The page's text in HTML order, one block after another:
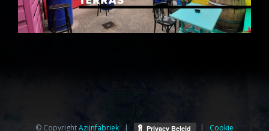
© CopyrightAzijnfabriek⁩ | | Cookie